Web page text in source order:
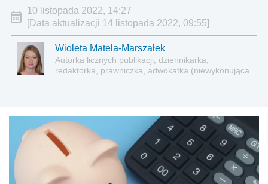
10 listopada 2022, 14:27
[Data aktualizacji 14 listopada 2022, 09:55]
Wioleta Matela-Marszałek
Autorka licznych publikacji, dziennikarka,
redaktorka, prawniczka, adwokatka (niewykonująca